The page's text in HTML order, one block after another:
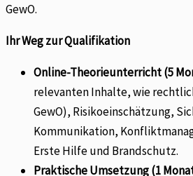
GewO.
Ihr Weg zur Qualifikation
Online-Theorieunterricht (5
relevanten Inhalte, wie
GewO), Risikoeinschätzung,
Kommunikation,
Erste Hilfe und Brandschutz.
Praktische Umsetzung (1